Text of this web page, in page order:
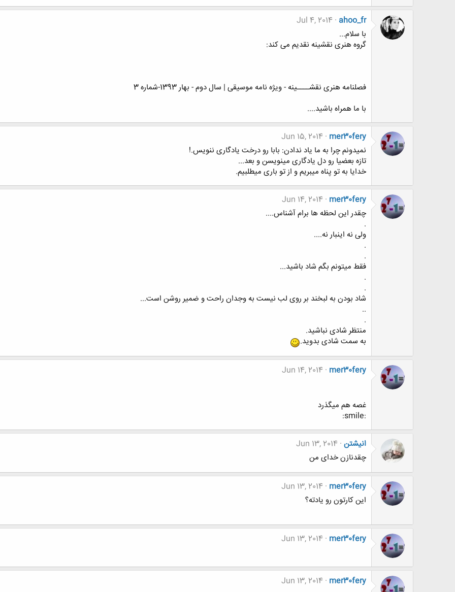
ahoo_fr
Jul 4, 2014
با سلام...
گروه هنری نقشینه نقدیم می کند:
فصلنامه هنری نقشــــینه - ویژه نامه موسیقی | سال دوم - بهار 1393-شماره 3
با ما همراه باشید....
mer30fery
Jun 15, 2014
نمیدونم چرا به ما یاد ندادن: بابا رو درخت یادگاری ننویس.!
تازه بعضیا رو دل یادگاری مینویسن و بعد...
خدایا به تو پناه میبریم و از تو باری میطلبیم.
mer30fery
Jun 14, 2014
چقدر این لحظه ها برام آشناس....
.
ولی نه اینبار نه....
.
.
فقط میتونم بگم شاد باشید...
.
.
شاد بودن به لبخند بر روی لب نیست به وجدان راحت و ضمیر روشن است...
..
.
منتظر شادی نباشید.
به سمت شادی بدوید.
mer30fery
Jun 14, 2014
غصه هم میگذرد
:smile:
انیشتن Jun 13, 2014
چقدنازن خدای من
mer30fery
Jun 13, 2014
این کارتون رو یادته؟
mer30fery
Jun 13, 2014
mer30fery
Jun 13, 2014